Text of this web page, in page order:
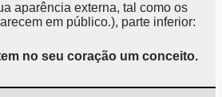
aparência externa, tal como os
em público.), parte inferior:
no seu coração um conceito.